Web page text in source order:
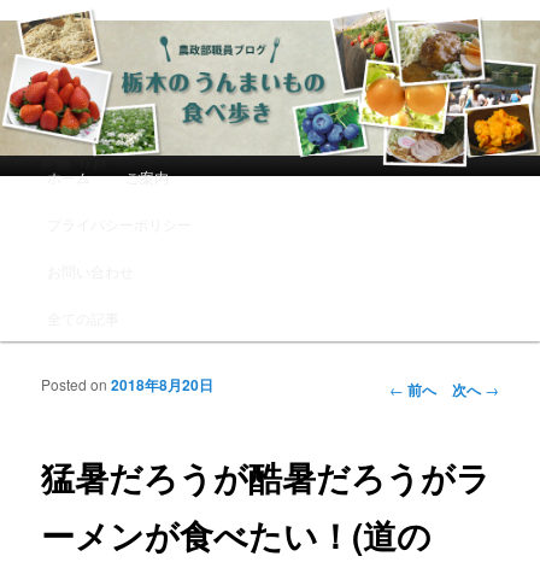
農政部職員ブログ「栃木のうんまい
もの食べ歩き」
メインコンテンツへ移動
サブコンテンツへ移動
ホーム ご案内
投稿ナビゲーシ
← 前へ 次へ→
猛暑だろうが酷暑だろうがラ
ーメンが食べたい！(道の
Posted on2018年8月20日